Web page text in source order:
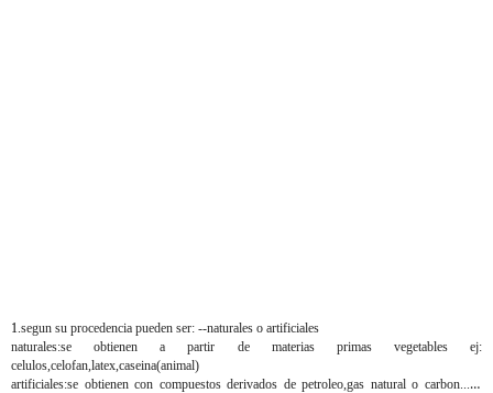
1.segun su procedencia pueden ser: --naturales o artificiales
naturales:se obtienen a partir de materias primas vegetables ej:
celulos,celofan,latex,caseina(animal)
artificiales:se obtienen con compuestos derivados depetroleo,gas natural o carbon....la